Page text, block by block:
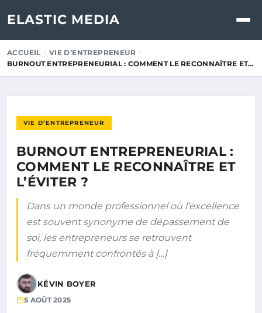
ELASTIC MEDIA
ACCUEIL
VIE D’ENTREPRENEUR
BURNOUT ENTREPRENEURIAL : COMMENT LE RECONNAÎTRE ET…
VIE D’ENTREPRENEUR
BURNOUT ENTREPRENEURIAL :
COMMENT LE RECONNAÎTRE ET
L’ÉVITER ?
Dans un monde professionnel où l’excellence
est souvent synonyme de dépassement de
soi, les entrepreneurs se retrouvent
fréquemment confrontés à […]
KÉVIN BOYER
5 AOÛT 2025